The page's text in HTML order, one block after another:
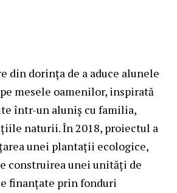
din dorința de a aduce alunele
mesele oamenilor, inspirată
într-un aluniș cu familia,
naturii. În 2018, proiectul a
unei plantații ecologice,
construirea unei unități de
finanțate prin fonduri